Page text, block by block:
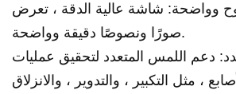
وواضحة: شاشة عالية الدقة ، تعرض
صورًا ونصوصًا دقيقة وواضحة.
دعم اللمس المتعدد لتحقيق عمليات